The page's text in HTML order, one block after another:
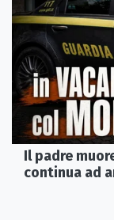
Il padre
continua ad